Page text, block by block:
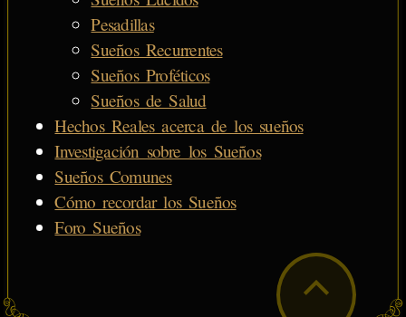
Pesadillas
Sueños Recurrentes
Sueños Proféticos
Sueños de Salud
Hechos Reales acerca de los sueños
Investigación sobre los Sueños
Sueños Comunes
Cómo recordar los Sueños
Foro Sueños